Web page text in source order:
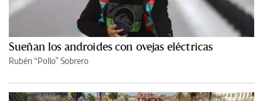
Sueñan los androides con ovejas eléctricas
Rubén “Pollo” Sobrero